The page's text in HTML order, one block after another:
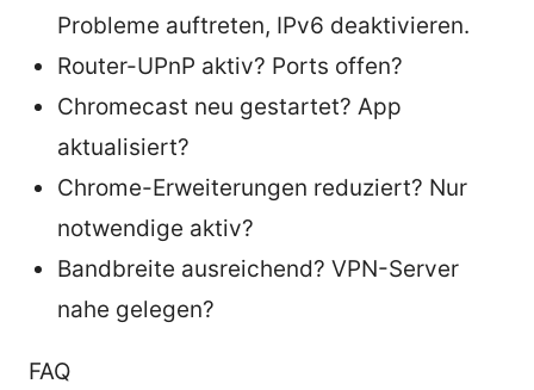
Probleme auftreten, IPv6 deaktivieren.
Router-UPnP aktiv? Ports offen?
Chromecast neu gestartet? App
aktualisiert?
Chrome-Erweiterungen reduziert? Nur
notwendige aktiv?
Bandbreite ausreichend? VPN-Server
nahe gelegen?
FAQ